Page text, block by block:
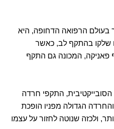
בעולם הרפואה הדחופה, היא
שלקו בהתקף לב, כאשר
המכונה גם התקף
התקפי חרדה
הגדולה מפניו הופכת
ולכזה שנוטה לחזור על עצמו